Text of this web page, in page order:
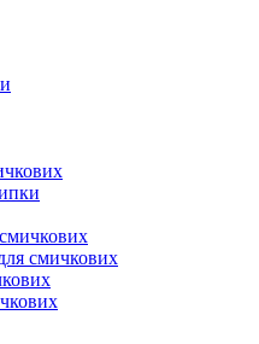
смичкових